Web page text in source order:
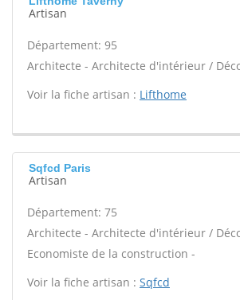
Artisan
Département: 95
Architecte - Architecte d'intérieur /
Voir la fiche artisan : Lifthome
Sqfcd Paris
Artisan
Département: 75
Architecte - Architecte d'intérieur /
Economiste de la construction -
Voir la fiche artisan : Sqfcd